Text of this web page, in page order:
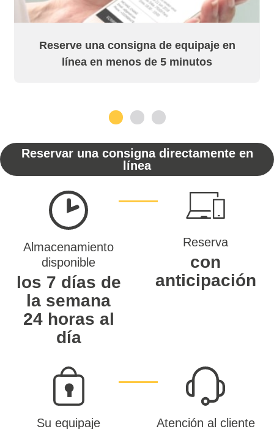
Reserve una consigna de equipaje en
línea en menos de 5 minutos
Reservar una consigna directamente en
línea
Almacenamiento
disponible
los 7 días de
la semana
24 horas al
día
Reserva
con
anticipación
Su equipaje Atención al cliente